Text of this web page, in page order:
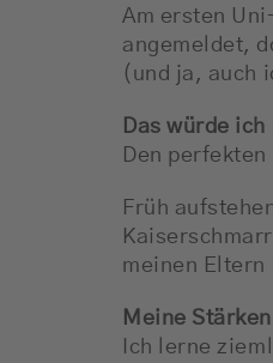
Am ersten
angemeldet,
(und ja, auch
Das würde
Den perfekten
Früh
meinen Eltern
Meine
​Ich lerne